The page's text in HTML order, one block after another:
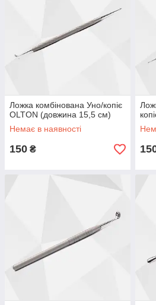
Ложка комбінована Уно/копіє
OLTON (довжина 15,5 см)
Немає в наявності
150 ₴